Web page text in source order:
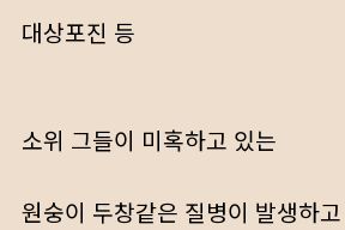
대상포진 등
소위 그들이 미혹하고 있는
원숭이 두창같은 질병이 발생하고